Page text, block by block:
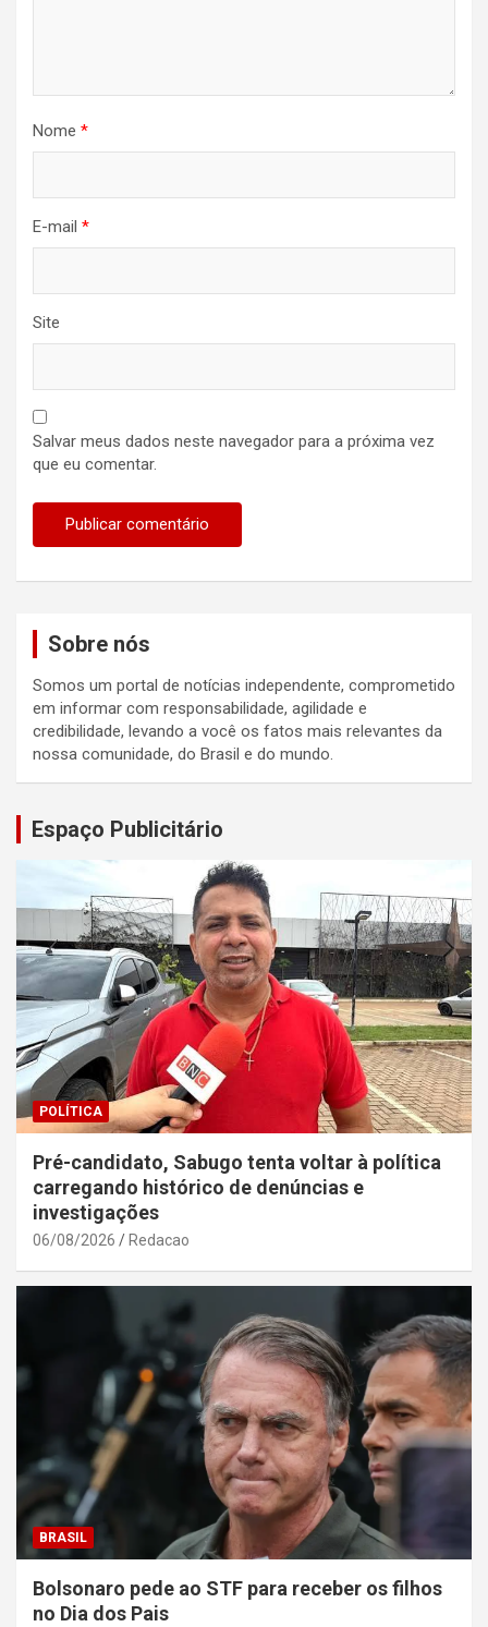
Nome *
E-mail *
Site
Salvar meus dados neste navegador para a próxima vez
que eu comentar.
Sobre nós
Somos um portal de notícias independente, comprometido
em informar com responsabilidade, agilidade e
credibilidade, levando a você os fatos mais relevantes da
nossa comunidade, do Brasil e do mundo.
Espaço Publicitário
POLÍTICA
Pré-candidato, Sabugo tenta voltar à política
carregando histórico de denúncias e
investigações
06/08/2026 Redacao
BRASIL
Bolsonaro pede ao STF para receber os filhos
no Dia dos Pais